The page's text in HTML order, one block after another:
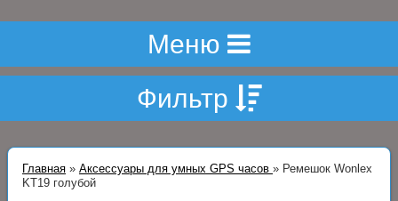
Меню
Фильтр
Главная » Аксессуары для умных GPS часов » Ремешок Wonlex
KT19 голубой